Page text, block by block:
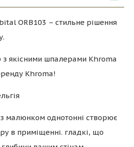
ORB103 – стильне рішення
з якісними шпалерами Khroma
Khroma!
малюнком однотонні створює
в приміщенні. гладкі, що